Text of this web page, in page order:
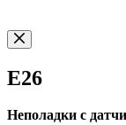
E26
Неполадки с